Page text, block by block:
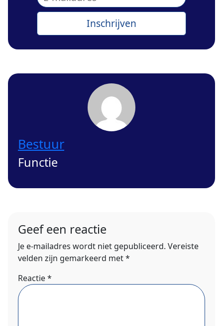
Bestuur
Functie
Geef een reactie
Je e-mailadres wordt niet gepubliceerd. Vereiste
velden zijn gemarkeerd met*
Reactie*